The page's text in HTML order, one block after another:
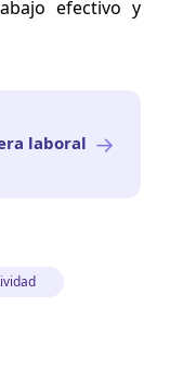
efectivo y
laboral →